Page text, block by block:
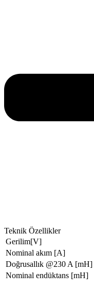
Teknik Özellikler
Gerilim[V]
Nominal akım [A]
Doğrusallık @230 A [mH]
Nominal endüktans [mH]